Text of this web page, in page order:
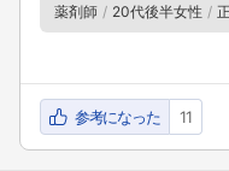
薬剤師 20代後半女性
参考になった 11